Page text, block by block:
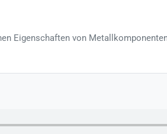
Eigenschaften von